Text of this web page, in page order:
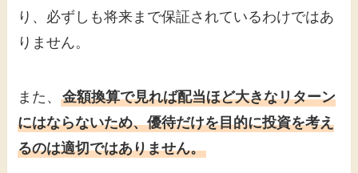
り、必ずしも将来まで保証されているわけではあ
りません。
また、金額換算で見れば配当ほど大きなリターン
にはならないため、優待だけを目的に投資を考え
るのは適切ではありません。